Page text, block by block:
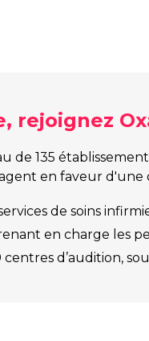
rejoignez
de 135
en faveur
de soins
en charge les
d’audition,